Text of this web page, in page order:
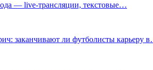
— live-трансляции, текстовые…
заканчивают ли футболисты карьеру